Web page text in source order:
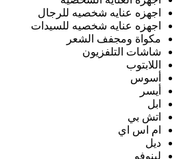
اجهزه عنايه شخصيه للرجال
اجهزه عنايه شخصيه للسيدات
مكواة ومجفف الشعر
شاشات التلفزيون
اللابتوب
أسوس
أيسر
ابل
اتش بي
ام اس اي
ديل
لينوفو